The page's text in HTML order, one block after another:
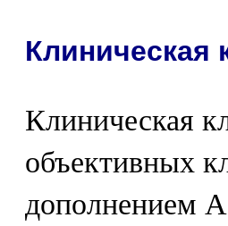
Клиническая
Клиническая
объективных
дополнением